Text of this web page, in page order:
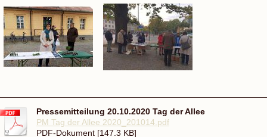
Pressemitteilung 20.10.2020 Tag der Allee
PM Tag der Allee 2020_201014.pdf
PDF-Dokument [147.3 KB]